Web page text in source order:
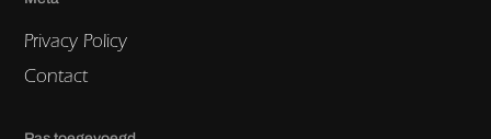
Privacy Policy
Contact